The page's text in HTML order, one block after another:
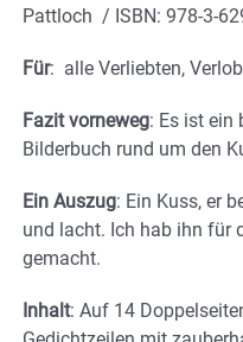
Pattloch / ISBN: 978-3-
Für: alle Verliebten,
Fazit vorneweg: Es ist ein
Bilderbuch rund um den
Ein Auszug: Ein Kuss, er
und lacht. Ich hab ihn für
gemacht.
Inhalt: Auf 14